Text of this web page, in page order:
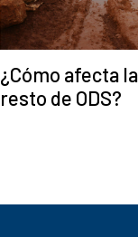
¿Cómo afecta
resto de ODS?